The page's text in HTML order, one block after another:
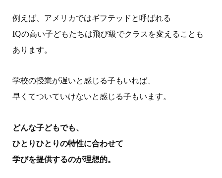
例えば、アメリカではギフテッドと呼ばれる
IQの高い子どもたちは飛び級でクラスを変えることも
あります。
学校の授業が遅いと感じる子もいれば、
早くてついていけないと感じる子もいます。
どんな子どもでも、
ひとりひとりの特性に合わせて
学びを提供するのが理想的。